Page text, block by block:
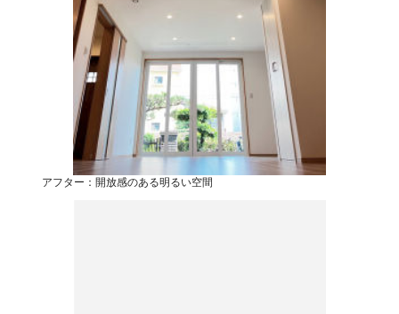
アフター：開放感のある明るい空間